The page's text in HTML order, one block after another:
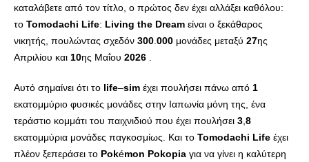
καταλάβετε από τον τίτλο, ο πρώτος δεν έχει αλλάξει καθόλου:
το Tomodachi Life: Living the Dream είναι ο ξεκάθαρος
νικητής, πουλώντας σχεδόν 300 000 μονάδες μεταξύ 27ης
Απριλίου και 10ης Μαΐου 2026
Αυτό σημαίνει ότι το life–sim έχει πουλήσει πάνω από 1
εκατομμύριο φυσικές μονάδες στην Ιαπωνία μόνη της, ένα
τεράστιο κομμάτι του παιχνιδιού που έχει πουλήσει 3 8
εκατομμύρια μονάδες παγκοσμίως. Και το Tomodachi Life έχει
πλέον ξεπεράσει το Pokémon Pokopia για να γίνει η καλύτερη